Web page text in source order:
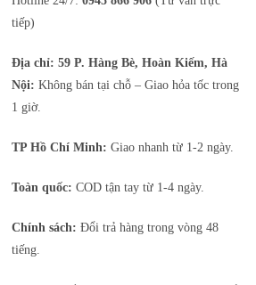
tiếp)
Địa chỉ: 59 P. Hàng Bè, Hoàn Kiếm, Hà
Nội: Không bán tại chỗ – Giao hỏa tốc trong
1 giờ.
TP Hồ Chí Minh: Giao nhanh từ 1-2 ngày.
Toàn quốc: COD tận tay từ 1-4 ngày.
Chính sách: Đổi trả hàng trong vòng 48
tiếng.